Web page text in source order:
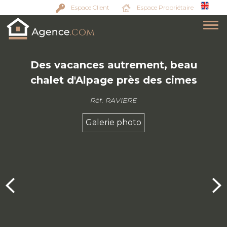
Espace Client Espace Propriétaire
Des vacances autrement, beau
chalet d'Alpage près des cimes
Réf. RAVIERE
Galerie photo